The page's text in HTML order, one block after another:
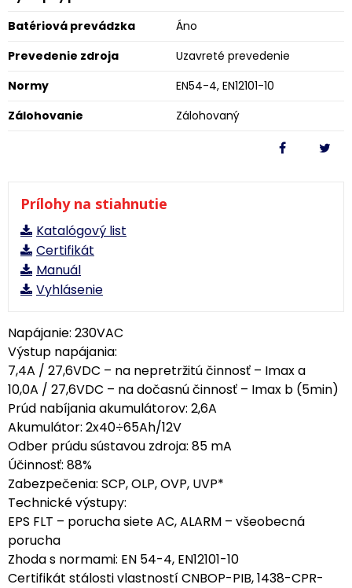
Batériová prevádzka
Áno
Prevedenie zdroja
Uzavreté prevedenie
Normy
EN54-4, EN12101-10
Zálohovanie
Zálohovaný
Prílohy na stiahnutie
Katalógový list
Certifikát
Manuál
Vyhlásenie
Napájanie: 230VAC
Výstup napájania:
7,4A / 27,6VDC – na nepretržitú činnosť – Imax a
10,0A / 27,6VDC – na dočasnú činnosť – Imax b (5min)
Prúd nabíjania akumulátorov: 2,6A
Akumulátor: 2x40÷65Ah/12V
Odber prúdu sústavou zdroja: 85 mA
Účinnosť: 88%
Zabezpečenia: SCP, OLP, OVP, UVP*
Technické výstupy:
EPS FLT – porucha siete AC, ALARM – všeobecná
porucha
Zhoda s normami: EN 54-4, EN12101-10
Certifikát stálosti vlastností CNBOP-PIB, 1438-CPR-